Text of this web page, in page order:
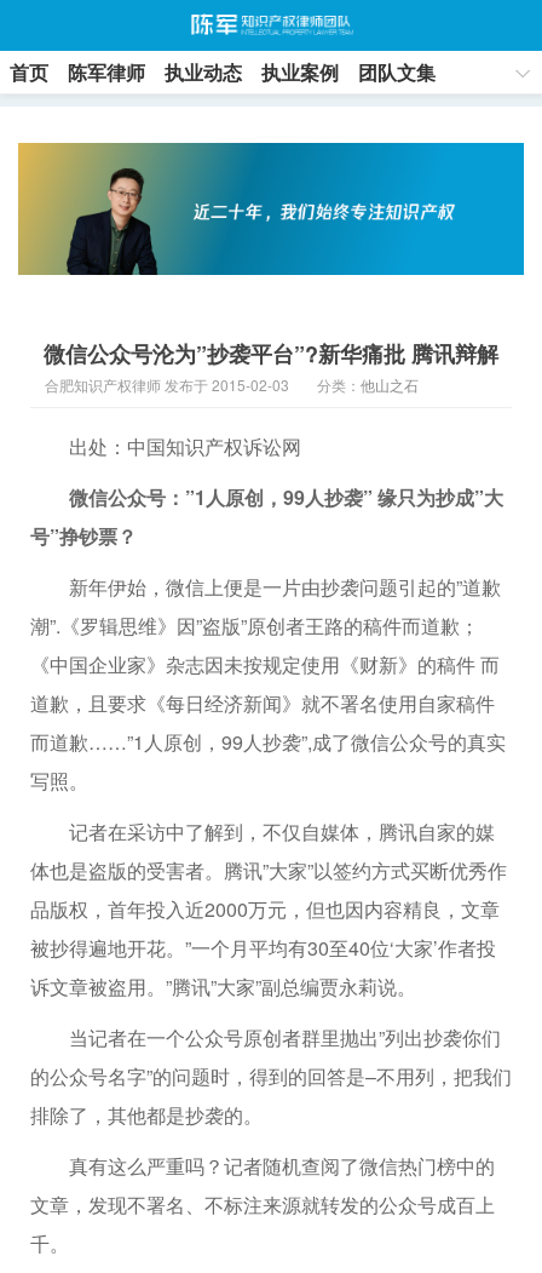
首页 陈军律师 执业动态 执业案例
团队文集
微信公众号沦为”抄袭平台”?新华痛批 腾讯辩解
合肥知识产权律师 发布于 2015-02-03 分类： 他山之石
出处：中国知识产权诉讼网
微信公众号：”1人原创，99人抄袭” 缘只为抄成”大
号”挣钞票？
新年伊始，微信上便是一片由抄袭问题引起的”道歉
潮”.《罗辑思维》因”盗版”原创者王路的稿件而道歉；
《中国企业家》杂志因未按规定使用《财新》的稿件 而
道歉，且要求《每日经济新闻》就不署名使用自家稿件
而道歉……”1人原创，99人抄袭”,成了微信公众号的真实
写照。
记者在采访中了解到，不仅自媒体，腾讯自家的媒
体也是盗版的受害者。腾讯”大家”以签约方式买断优秀作
品版权，首年投入近2000万元，但也因内容精良，文章
被抄得遍地开花。”一个月平均有30至40位‘大家’作者投
诉文章被盗用。”腾讯”大家”副总编贾永莉说。
当记者在一个公众号原创者群里抛出”列出抄袭你们
的公众号名字”的问题时，得到的回答是–不用列，把我们
排除了，其他都是抄袭的。
真有这么严重吗？记者随机查阅了微信热门榜中的
文章，发现不署名、不标注来源就转发的公众号成百上
千。